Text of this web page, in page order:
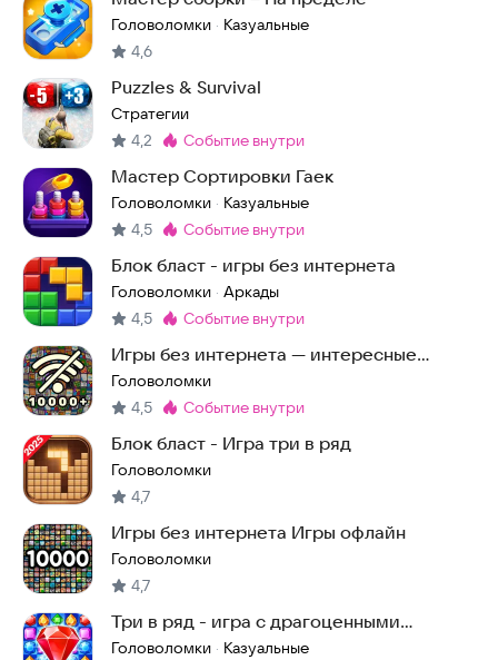
Головоломки · Казуальные
4,6
Puzzles & Survival
Стратегии
4,2
Метка:
событие внутри
Мастер Сортировки Гаек
Головоломки · Казуальные
4,5 Метка:
событие внутри
Блок бласт - игры без интернета
Головоломки · Аркады
4,5 Метка:
событие внутри
Игры без интернета — интересные
головоломки офлайн
Головоломки
4,5 Метка:
событие внутри
Блок бласт - Игра три в ряд
Головоломки
4,7
Игры без интернета Игры офлайн
Головоломки
4,7
Три в ряд - игра с драгоценными
камнями
Головоломки · Казуальные